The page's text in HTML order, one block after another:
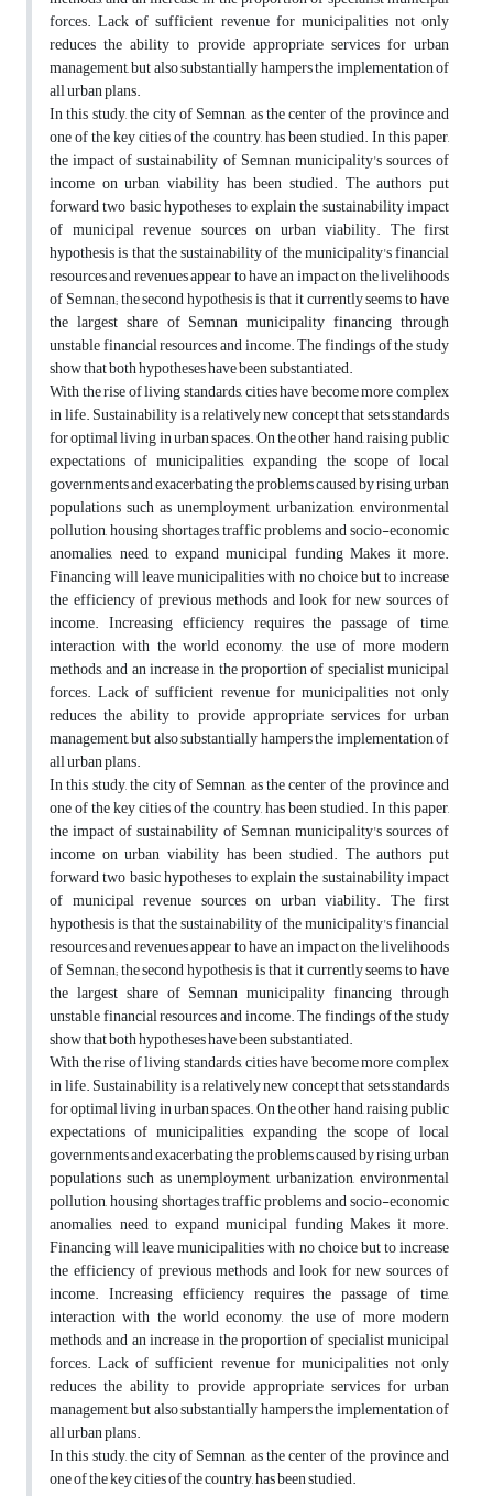
forces. Lack of sufficient revenue for municipalities not only
reduces the ability to provide appropriate services for urban
management, but also substantially hampers the implementation of
all urban plans.
In this study, the city of Semnan, as the center of the province and
one of the key cities of the country, has been studied. In this paper,
the impact of sustainability of Semnan municipality's sources of
income on urban viability has been studied. The authors put
forward two basic hypotheses to explain the sustainability impact
of municipal revenue sources on urban viability. The first
hypothesis is that the sustainability of the municipality's financial
resources and revenues appear to have an impact on the livelihoods
of Semnan; the second hypothesis is that it currently seems to have
the largest share of Semnan municipality financing through
unstable financial resources and income. The findings of the study
show that both hypotheses have been substantiated.
With the rise of living standards, cities have become more complex
in life. Sustainability is a relatively new concept that sets standards
for optimal living in urban spaces. On the other hand, raising public
expectations of municipalities, expanding the scope of local
governments and exacerbating the problems caused by rising urban
populations such as unemployment, urbanization, environmental
pollution, housing shortages, traffic problems and socio-economic
anomalies, need to expand municipal funding Makes it more.
Financing will leave municipalities with no choice but to increase
the efficiency of previous methods and look for new sources of
income. Increasing efficiency requires the passage of time,
interaction with the world economy, the use of more modern
methods, and an increase in the proportion of specialist municipal
forces. Lack of sufficient revenue for municipalities not only
reduces the ability to provide appropriate services for urban
management, but also substantially hampers the implementation of
all urban plans.
In this study, the city of Semnan, as the center of the province and
one of the key cities of the country, has been studied. In this paper,
the impact of sustainability of Semnan municipality's sources of
income on urban viability has been studied. The authors put
forward two basic hypotheses to explain the sustainability impact
of municipal revenue sources on urban viability. The first
hypothesis is that the sustainability of the municipality's financial
resources and revenues appear to have an impact on the livelihoods
of Semnan; the second hypothesis is that it currently seems to have
the largest share of Semnan municipality financing through
unstable financial resources and income. The findings of the study
show that both hypotheses have been substantiated.
With the rise of living standards, cities have become more complex
in life. Sustainability is a relatively new concept that sets standards
for optimal living in urban spaces. On the other hand, raising public
expectations of municipalities, expanding the scope of local
governments and exacerbating the problems caused by rising urban
populations such as unemployment, urbanization, environmental
pollution, housing shortages, traffic problems and socio-economic
anomalies, need to expand municipal funding Makes it more.
Financing will leave municipalities with no choice but to increase
the efficiency of previous methods and look for new sources of
income. Increasing efficiency requires the passage of time,
interaction with the world economy, the use of more modern
methods, and an increase in the proportion of specialist municipal
forces. Lack of sufficient revenue for municipalities not only
reduces the ability to provide appropriate services for urban
management, but also substantially hampers the implementation of
all urban plans.
In this study, the city of Semnan, as the center of the province and
one of the key cities of the country, has been studied.